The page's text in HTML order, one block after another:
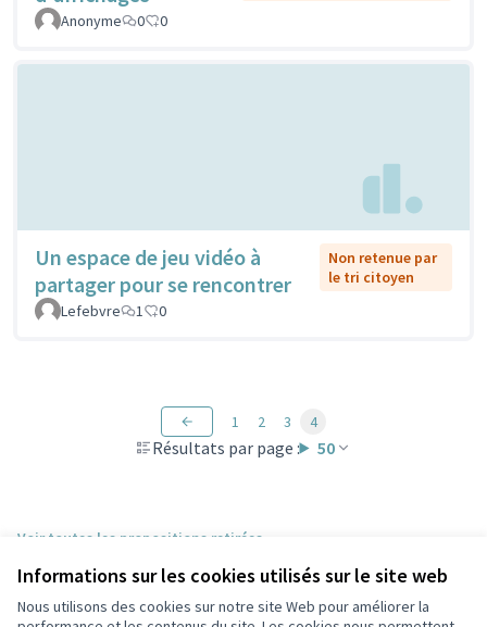
Informations sur les cookies utilisés sur le site web
Nous utilisons des cookies sur notre site Web pour améliorer la
Anonyme
0 0
Un espace de jeu vidéo à
partager pour se rencontrer
Non retenue par
le tri citoyen
Lefebvre
1 0
Résultats par page : 50
1 2 3 4
Voir toutes les propositions retirées
Conditions d'utilisation